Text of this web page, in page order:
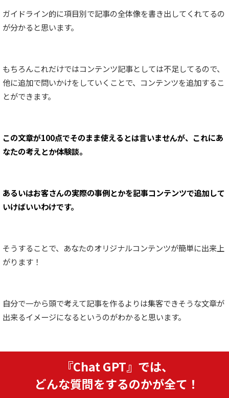
ガイドライン的に項目別で記事の全体像を書き出してくれてるの
が分かると思います。
もちろんこれだけではコンテンツ記事としては不足してるので、
他に追加で問いかけをしていくことで、コンテンツを追加するこ
とができます。
この文章が100点でそのまま使えるとは言いませんが、これにあ
なたの考えとか体験談。
あるいはお客さんの実際の事例とかを記事コンテンツで追加して
いけばいいわけです。
そうすることで、あなたのオリジナルコンテンツが簡単に出来上
がります！
自分で一から頭で考えて記事を作るよりは集客できそうな文章が
出来るイメージになるというのがわかると思います。
『Chat GPT』では、
どんな質問をするのかが全て！